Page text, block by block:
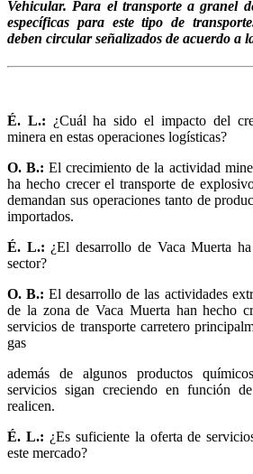
Vehicular. Para el transporte a granel
específicas para este tipo de
deben circular señalizados de acuerdo a
É. L.: ¿Cuál ha sido el impacto del
minera en estas operaciones logísticas?
O. B.: El crecimiento de la actividad
ha hecho crecer el transporte de
demandan sus operaciones tanto de
importados.
É. L.: ¿El desarrollo de Vaca Muerta
sector?
O. B.:El desarrollo de las actividades
de la zona de Vaca Muerta han hecho
servicios de transporte carretero
gas
además de algunos productos
servicios sigan creciendo en función
realicen.
É. L.: ¿Es suficiente la oferta de
este mercado?